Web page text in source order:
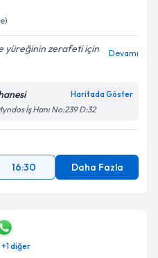
yüreğinin zerafeti için
Devamı
Haritada Göster
İş Hanı No:239 D:32
16:30 Daha Fazla
+1diğer